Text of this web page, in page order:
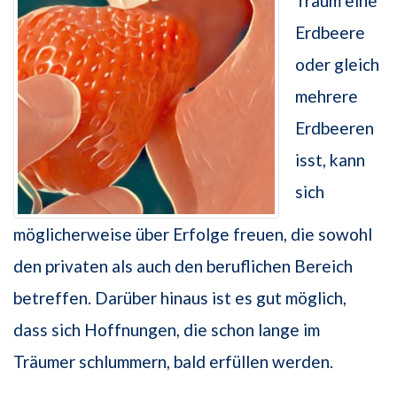
Erdbeere
oder gleich
mehrere
Erdbeeren
isst, kann
sich
möglicherweise über Erfolge freuen, die sowohl
den privaten als auch den beruflichen Bereich
betreffen. Darüber hinaus ist es gut möglich,
dass sich Hoffnungen, die schon lange im
Träumer schlummern, bald erfüllen werden.